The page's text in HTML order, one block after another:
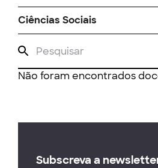
Ciências Sociais
Não foram encontrados
Subscreva a